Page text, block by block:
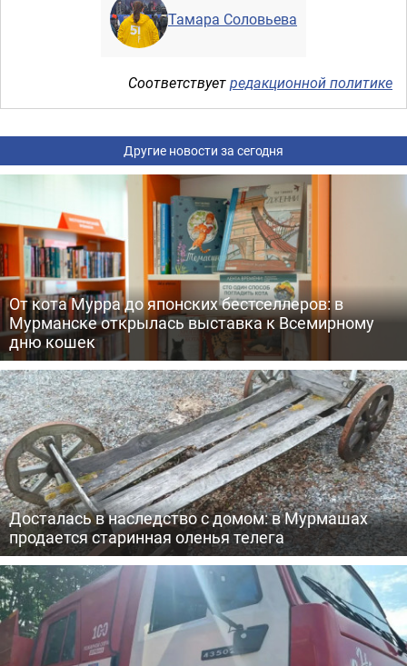
Тамара Соловьева
Соответствуетредакционной политике
Другие новости за сегодня
От кота Мурра до японских бестселлеров: в
Мурманске открылась выставка к Всемирному
дню кошек
Досталась в наследство с домом: в Мурмашах
продается старинная оленья телега